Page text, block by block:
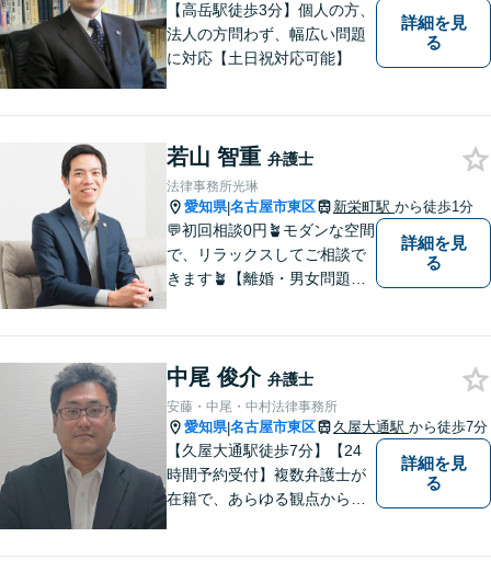
【高岳駅徒歩3分】個人の方、
法人の方問わず、幅広い問題
に対応【土日祝対応可能】
詳細を見
る
若山 智重 弁護士
法律事務所光琳
愛知県|名古屋市東区 新栄町駅 から徒歩1分
💬初回相談0円🪴モダンな空間
で、リラックスしてご相談で
きます🪴【離婚・男女問題】
ご相談ください。明るい未来
に向け一緒に歩んでいきまし
ょう【相続の相談にも対応】
詳細を見
る
中尾 俊介 弁護士
安藤・中尾・中村法律事務所
愛知県|名古屋市東区 久屋大通駅 から徒歩7分
【久屋大通駅徒歩7分】【24
時間予約受付】複数弁護士が
在籍で、あらゆる観点から丁
詳細を見
る